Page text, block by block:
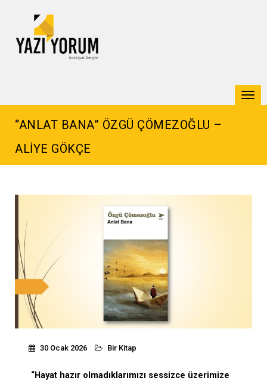
“ANLAT BANA” ÖZGÜ ÇÖMEZOĞLU –
ALİYE GÖKÇE
30 Ocak 2026 Bir Kitap
“Hayat hazır olmadıklarımızı sessizce üzerimize